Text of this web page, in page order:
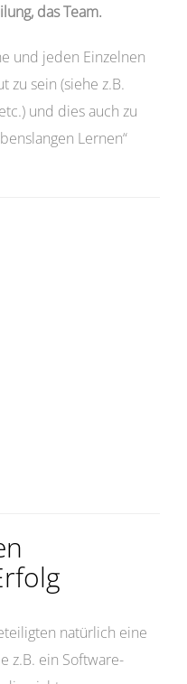
das Team.
und jeden Einzelnen
zu sein (siehe z.B.
und dies auch zu
Lernen“
natürlich eine
z.B. ein Software-